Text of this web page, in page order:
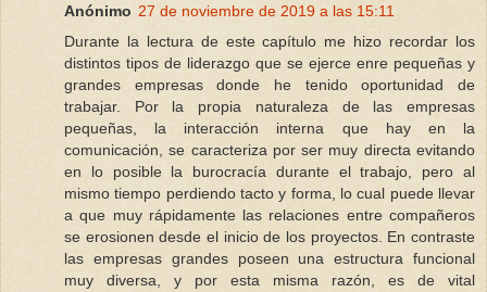
Anónimo 27 de noviembre de 2019 a las 15:11
Durante la lectura de este capítulo me hizo recordar los
distintos tipos de liderazgo que se ejerce enre pequeñas y
grandes empresas donde he tenido oportunidad de
trabajar. Por la propia naturaleza de las empresas
pequeñas, la interacción interna que hay en la
comunicación, se caracteriza por ser muy directa evitando
en lo posible la burocracía durante el trabajo, pero al
mismo tiempo perdiendo tacto y forma, lo cual puede llevar
a que muy rápidamente las relaciones entre compañeros
se erosionen desde el inicio de los proyectos. En contraste
las empresas grandes poseen una estructura funcional
muy diversa, y por esta misma razón, es de vital